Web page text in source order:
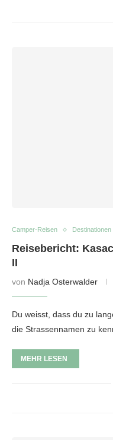
Camper-Reisen Destinationen
Reisebericht:
II
von Nadja Osterwalder
Du weisst, dass du zu
die Strassennamen zu
MEHR LESEN